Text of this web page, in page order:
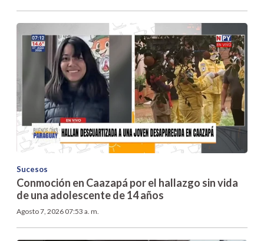
Sucesos
Conmoción en Caazapá por el hallazgo sin vida
de una adolescente de 14 años
Agosto 7, 2026 07:53 a. m.